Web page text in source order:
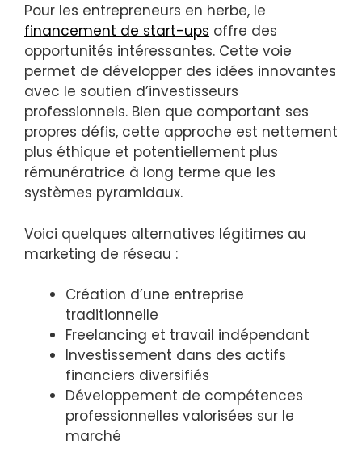
Pour les entrepreneurs en herbe, le
financement de start-ups offre des
opportunités intéressantes. Cette voie
permet de développer des idées innovantes
avec le soutien d’investisseurs
professionnels. Bien que comportant ses
propres défis, cette approche est nettement
plus éthique et potentiellement plus
rémunératrice à long terme que les
systèmes pyramidaux.
Voici quelques alternatives légitimes au
marketing de réseau :
Création d’une entreprise
traditionnelle
Freelancing et travail indépendant
Investissement dans des actifs
financiers diversifiés
Développement de compétences
professionnelles valorisées sur le
marché